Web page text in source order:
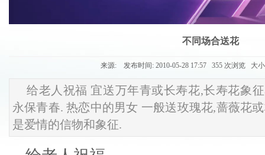
不同场合送花
来源: 发布时间: 2010-05-28 17:57 355 次浏览 大
给老人祝福 宜送万年青或长寿花,长寿花象
永保青春. 热恋中的男女 一般送玫瑰花,蔷薇花
是爱情的信物和象征.